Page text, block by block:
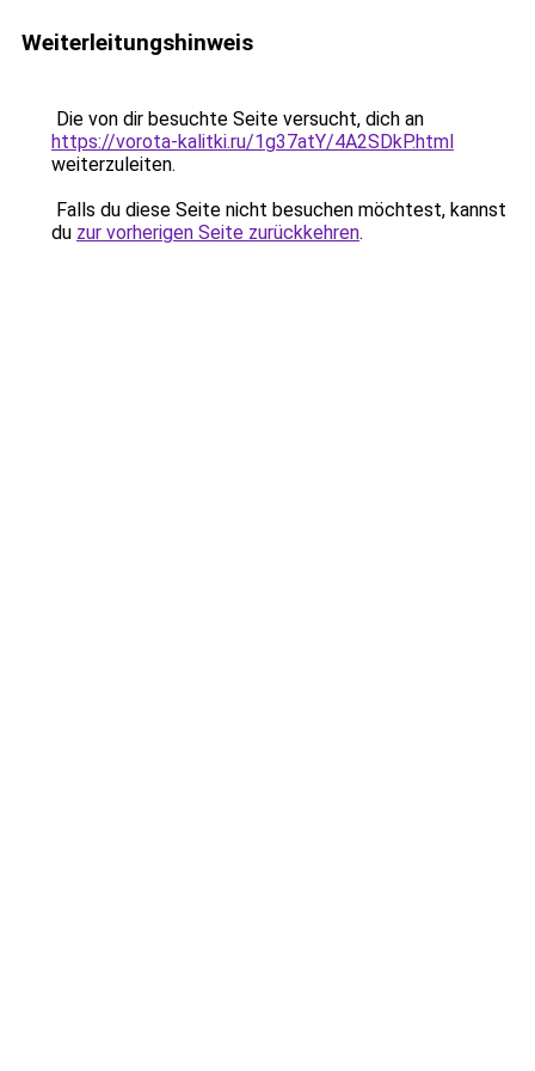
Weiterleitungshinweis
Die von dir besuchte Seite versucht, dich an
https://vorota-kalitki.ru/1g37atY/4A2SDkP.html
weiterzuleiten.
Falls du diese Seite nicht besuchen möchtest, kannst
du zur vorherigen Seite zurückkehren.